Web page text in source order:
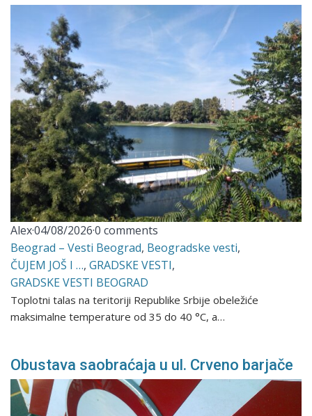
Alex·04/08/2026·0 comments
Beograd – Vesti Beograd, Beogradske vesti,
ČUJEM JOŠ I …,GRADSKE VESTI,
GRADSKE VESTI BEOGRAD
Toplotni talas na teritoriji Republike Srbije obeležiće
maksimalne temperature od 35 do 40 °C, a…
Obustava saobraćaja u ul. Crveno barjače